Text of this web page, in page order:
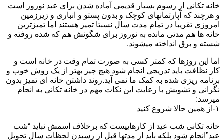
خانه تکانی از رسوم بسیار قدیمی آماده شدن برای عید نوروز است
و هرچند که آپارتمانهای کوچک و بدون پستو و انباری و زیرزمین
امروزی تقریبا در تمام مدت سال نسبتا تمیز هستند اما تمیزترین
خانه ها هم مدتی مانده به نوروز برای شگونش هم که شده روفته و
شسته و برق انداخته میشوند.
اما این روزها که کمتر کسی به صورت تمام وقت در خانه است و
کار نظافت باید تدریجی انجام شود هیچ چیز بهتر از یک روش خوب و
برنامه ریزی شده به کمک ما نمی آید.روند داشتن خانه ای تمیز بدون
نگرانی و تشویش با رعایت این نکات مهم در خانه تکانی به انجام
میرسد:
۱-از همین حالا شروع کنید
خانه تکانی شب عید از کارهاییست که برخلاف اسمش نباید “شب
عید”انجام شود بلکه باید از مدتها قبل از رسیدن لحظات سال تحویل